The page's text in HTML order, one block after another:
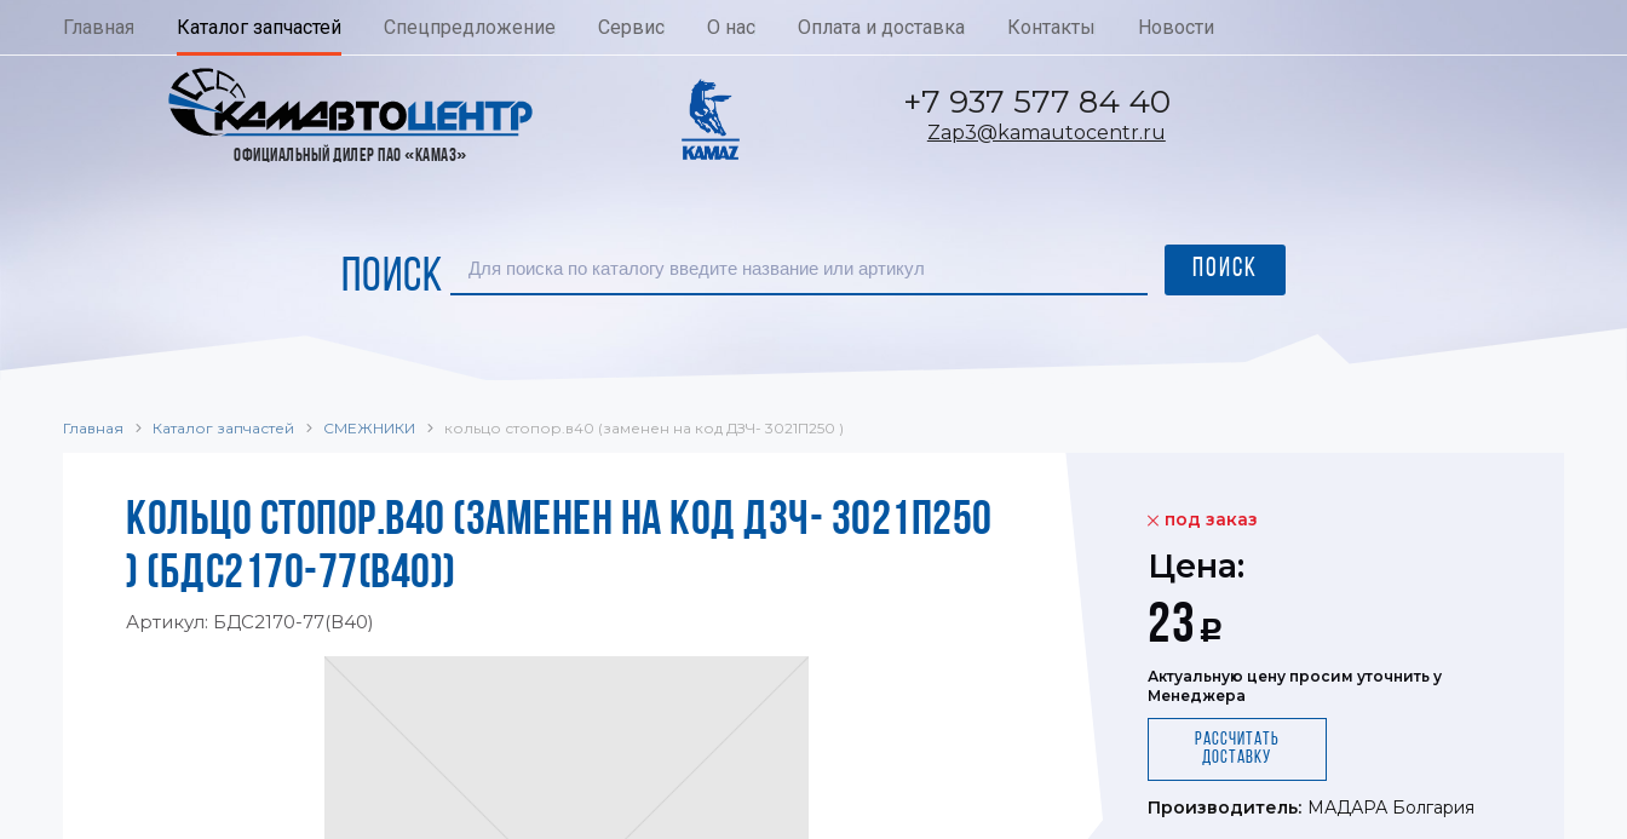
Главная Каталог запчастей Спецпредложение Сервис О нас Оплата и доставка Контакты Новости
ОФИЦИАЛЬНЫЙ ДИЛЕР ПАО «КАМАЗ»
Zap3@kamautocentr.ru
+7 937 577 84 40
ПОИСК
Главная Каталог запчастей СМЕЖНИКИ кольцо стопор.в40 (заменен на код ДЗЧ- 3021П250 )
КОЛЬЦО СТОПОР.В40 (ЗАМЕНЕН НА КОД ДЗЧ- 3021П250
) (БДС2170-77(В40))
Артикул: БДС2170-77(В40)
под заказ
Цена:
23 Р
Актуальную цену просим уточнить у
Менеджера
Рассчитать
доставку
Производитель: МАДАРА Болгария